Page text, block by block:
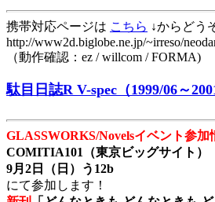
携帯対応ページは こちら ↓からどう
http://www2d.biglobe.ne.jp/~irreso/
（動作確認：ez / willcom / FORMA)
駄目日誌R V-spec（1999/06～
GLASSWORKS/Novelsイベント参加
COMITIA101（東京ビッグサイト）
9月2日（日）う12b
にて参加します！